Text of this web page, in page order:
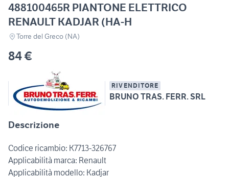
488100465R PIANTONE ELETTRICO
RENAULT KADJAR (HA-H
Torre del Greco (NA)
84 €
RIVENDITORE
BRUNO TRAS. FERR. SRL
Descrizione
Codice ricambio: K7713-326767
Applicabilità marca: Renault
Applicabilità modello: Kadjar